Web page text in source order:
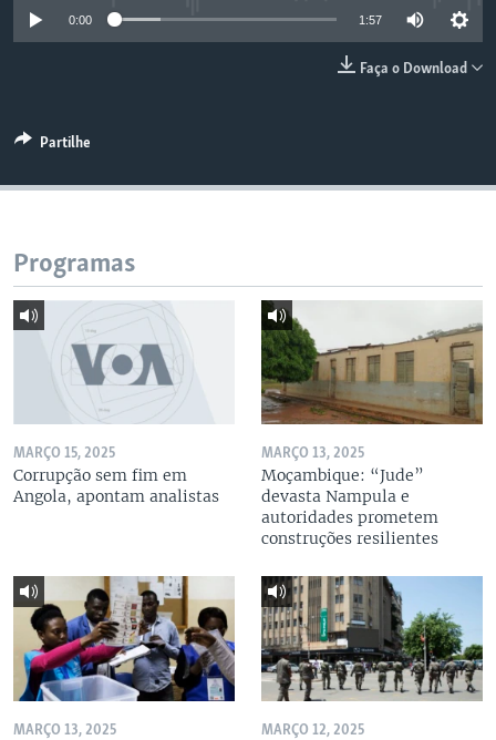
0:00 1:57
Faça o Download
Partilhe
Programas
MARÇO 15, 2025
Corrupção sem fim em
Angola, apontam analistas
MARÇO 13, 2025
Moçambique: “Jude”
devasta Nampula e
autoridades prometem
construções resilientes
MARÇO 13, 2025 MARÇO 12, 2025